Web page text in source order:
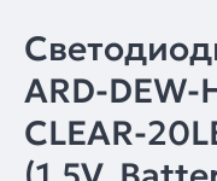
ARD-
CLEAR-